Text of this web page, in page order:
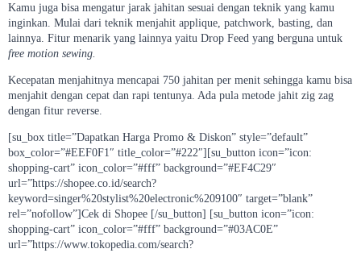
Kamu juga bisa mengatur jarak jahitan sesuai dengan teknik yang kamu
inginkan. Mulai dari teknik menjahit applique, patchwork, basting, dan
lainnya. Fitur menarik yang lainnya yaitu Drop Feed yang berguna untuk
free motion sewing.
Kecepatan menjahitnya mencapai 750 jahitan per menit sehingga kamu bisa
menjahit dengan cepat dan rapi tentunya. Ada pula metode jahit zig zag
dengan fitur reverse.
[su_box title=”Dapatkan Harga Promo & Diskon” style=”default”
box_color=”#EEF0F1″ title_color=”#222″][su_button icon=”icon:
shopping-cart” icon_color=”#fff” background=”#EF4C29″
url=”https://shopee.co.id/search?
keyword=singer%20stylist%20electronic%209100″ target=”blank”
rel=”nofollow”]Cek di Shopee [/su_button] [su_button icon=”icon:
shopping-cart” icon_color=”#fff” background=”#03AC0E”
url=”https://www.tokopedia.com/search?